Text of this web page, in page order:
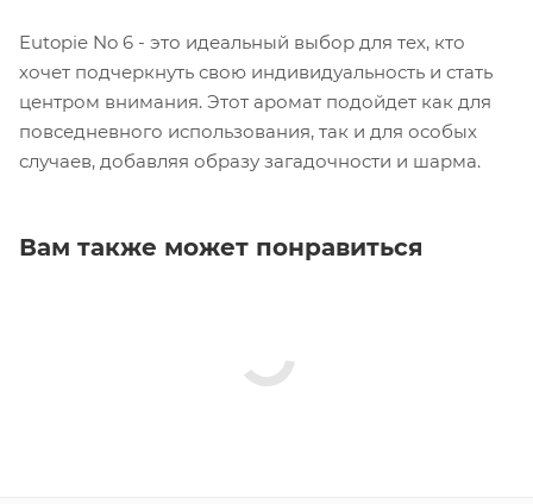
Eutopie No 6 - это идеальный выбор для тех, кто
хочет подчеркнуть свою индивидуальность и стать
центром внимания. Этот аромат подойдет как для
повседневного использования, так и для особых
случаев, добавляя образу загадочности и шарма.
Вам также может понравиться